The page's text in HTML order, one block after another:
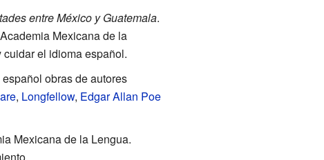
entre México y Guatemala.
Mexicana de la
el idioma español.
obras de autores
, Longfellow, Edgar Allan Poe
Mexicana de la Lengua.